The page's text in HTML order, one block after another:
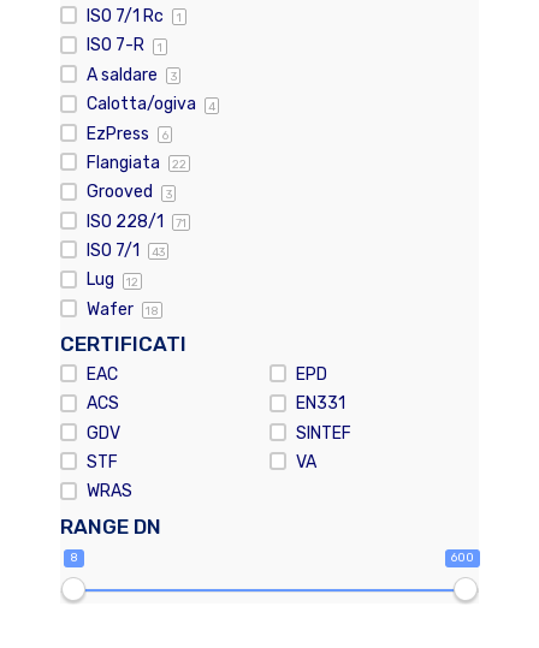
ISO 7/1 Rc 1
ISO 7-R 1
A saldare 3
Calotta/ogiva 4
EzPress 6
Flangiata 22
Grooved 3
ISO 228/1 71
ISO 7/1 43
Lug 12
Wafer 18
CERTIFICATI
EAC
EPD
ACS
EN331
GDV
SINTEF
STF
VA
WRAS
RANGE DN
8 600